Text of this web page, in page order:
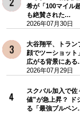
希が「100マイル
も絶賛された...
2026年07月30日
大谷翔平、トラン
顔でツーショッ
広がる背景にある
2026年07月29日
スクバル加入で佐
値”が急上昇？ ド
る「最強ブルペン